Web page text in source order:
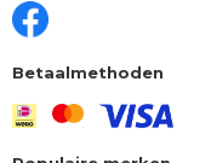
Betaalmethoden